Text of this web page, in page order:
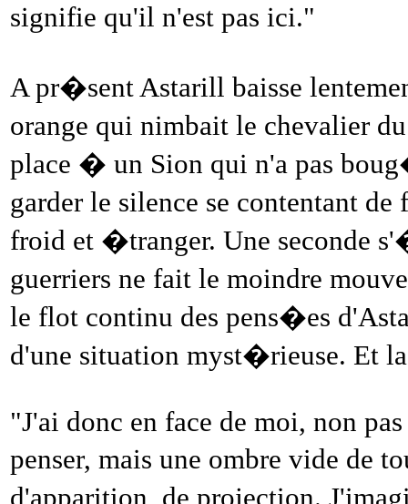
signifie qu'il n'est pas ici."
A pr�sent Astarill baisse
orange qui nimbait le chevalier
place � un Sion qui n'a pas
garder le silence se contentant
froid et �tranger. Une seconde
guerriers ne fait le moindre
le flot continu des pens�es
d'une situation myst�rieuse. Et
"J'ai donc en face de moi, non
penser, mais une ombre vide de
d'apparition, de projection.